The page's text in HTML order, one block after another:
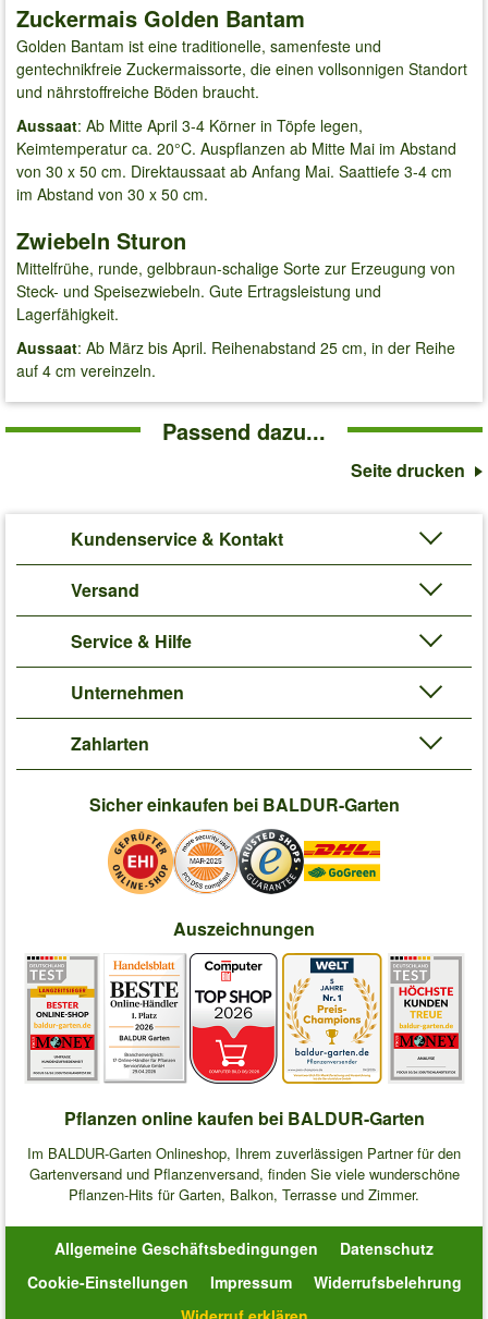
Zuckermais Golden Bantam
Golden Bantam ist eine traditionelle, samenfeste und
gentechnikfreie Zuckermaissorte, die einen vollsonnigen Standort
und nährstoffreiche Böden braucht.
Aussaat: Ab Mitte April 3-4 Körner in Töpfe legen,
Keimtemperatur ca. 20°C. Auspflanzen ab Mitte Mai im Abstand
von 30 x 50 cm. Direktaussaat ab Anfang Mai. Saattiefe 3-4 cm
im Abstand von 30 x 50 cm.
Zwiebeln Sturon
Mittelfrühe, runde, gelbbraun-schalige Sorte zur Erzeugung von
Steck- und Speisezwiebeln. Gute Ertragsleistung und
Lagerfähigkeit.
Aussaat: Ab März bis April. Reihenabstand 25 cm, in der Reihe
auf 4 cm vereinzeln.
Passend dazu...
Seite drucken
Kundenservice & Kontakt
Versand
Service & Hilfe
Unternehmen
Zahlarten
Sicher einkaufen bei BALDUR-Garten
Auszeichnungen
Pflanzen online kaufen bei BALDUR-Garten
Im BALDUR-Garten Onlineshop, Ihrem zuverlässigen Partner für den
Gartenversand und Pflanzenversand, finden Sie viele wunderschöne
Pflanzen-Hits für Garten, Balkon, Terrasse und Zimmer.
Allgemeine Geschäftsbedingungen
Datenschutz
Cookie-Einstellungen
Impressum
Widerrufsbelehrung